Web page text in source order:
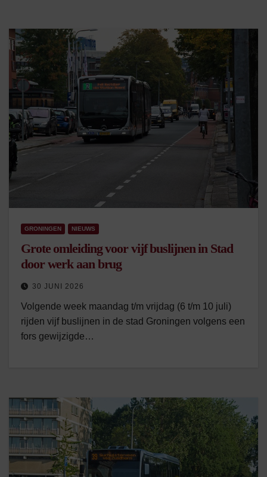
GRONINGEN NIEUWS
Grote omleiding voor vijf buslijnen in Stad
door werk aan brug
30 JUNI 2026
Volgende week maandag t/m vrijdag (6 t/m 10 juli)
rijden vijf buslijnen in de stad Groningen volgens een
fors gewijzigde…